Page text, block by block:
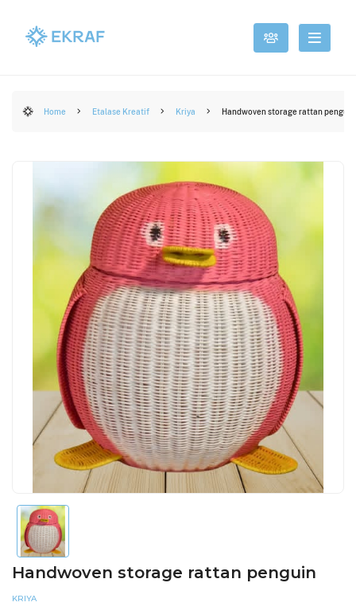
Home Etalase Kreatif Kriya Handwoven storage rattan penguin
Handwoven storage rattan penguin
KRIYA